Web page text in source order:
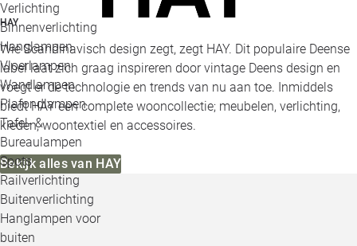
Verlichting
Binnenverlichting
Hanglampen
Vloerlampen
Wandlampen
Plafondlampen
Tafel- &
Bureaulampen
Spots
Railverlichting
Buitenverlichting
Hanglampen voor
buiten
HAY
Wie Scandinavisch design zegt, zegt HAY. Dit populaire Deense
label laat zich graag inspireren door vintage Deens design en
voegt er de technologie en trends van nu aan toe. Inmiddels
biedt HAY een complete wooncollectie; meubelen, verlichting,
kleden, woontextiel en accessoires.
Bekijk alles van HAY